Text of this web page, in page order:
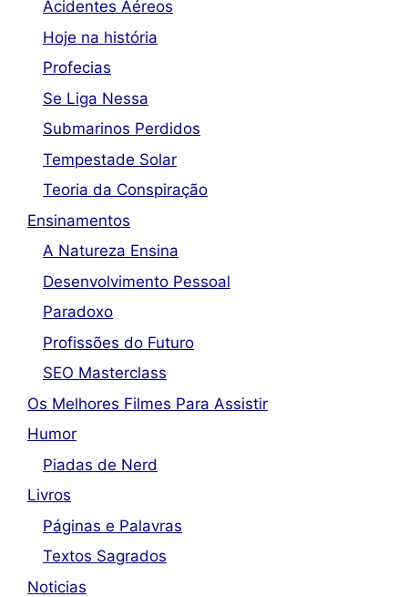
Acidentes Aéreos
Hoje na história
Profecias
Se Liga Nessa
Submarinos Perdidos
Tempestade Solar
Teoria da Conspiração
Ensinamentos
A Natureza Ensina
Desenvolvimento Pessoal
Paradoxo
Profissões do Futuro
SEO Masterclass
Os Melhores Filmes Para Assistir
Humor
Piadas de Nerd
Livros
Páginas e Palavras
Textos Sagrados
Noticias